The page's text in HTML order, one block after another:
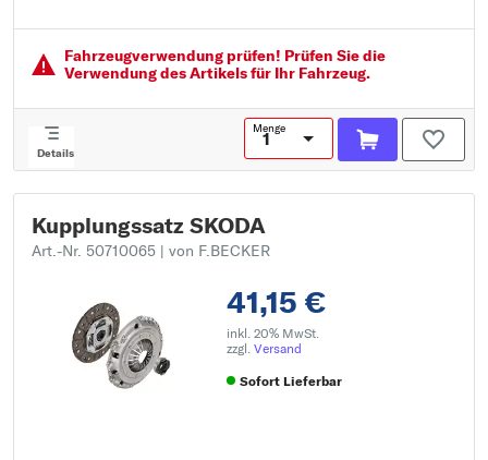
Gewährleistung:
Fahrzeugver­wendung prüfen! Prüfen Sie die
Verwendung des Artikels für Ihr Fahrzeug.
Details
Menge
Kupplungssatz SKODA
Art.-Nr. 50710065 | von F.BECKER
41,15 €
inkl. 20% MwSt.
zzgl. Versand
Sofort Lieferbar